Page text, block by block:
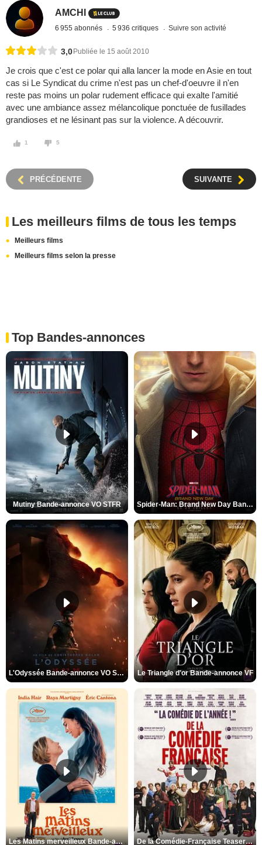
AMCHI
6 955 abonnés 5 936 critiques Suivre son activité
3,0 Publiée le 15 août 2010
Je crois que c'est ce polar qui alla lancer la mode en Asie en tout
cas si Le Syndicat du crime n'est pas un chef-d'oeuvre il n'en
reste pas moins un polar rudement efficace qui exalte l'amitié
avec une ambiance assez mélancolique ponctuée de fusillades
grandioses et ne lésinant pas sur la violence. A découvrir.
1 5
PRÉCÉDENTE SUIVANTE
Les meilleurs films de tous les temps
Meilleurs films
Meilleurs films selon la presse
Top Bandes-annonces
Mutiny Bande-annonce VO STFR Spider-Man: Brand New Day Bande-annonce VO STFR
L'Odyssée Bande-annonce VO STFR Le Triangle d'or Bande-annonce VF
Les Matins merveilleux Bande-annonce VF De la Comédie-Française Teaser VF